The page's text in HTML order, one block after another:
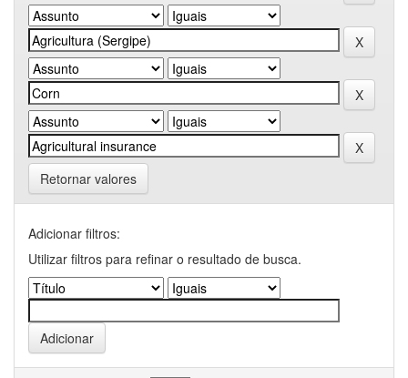
Retornar valores
Adicionar filtros:
Utilizar filtros para refinar o resultado de busca.